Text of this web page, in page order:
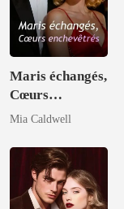
Maris échangés,
Cœurs
enchevêtrés
Mia Caldwell